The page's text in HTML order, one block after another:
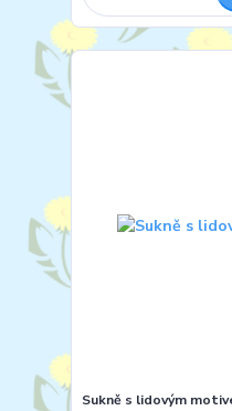
Sukně s lidovým